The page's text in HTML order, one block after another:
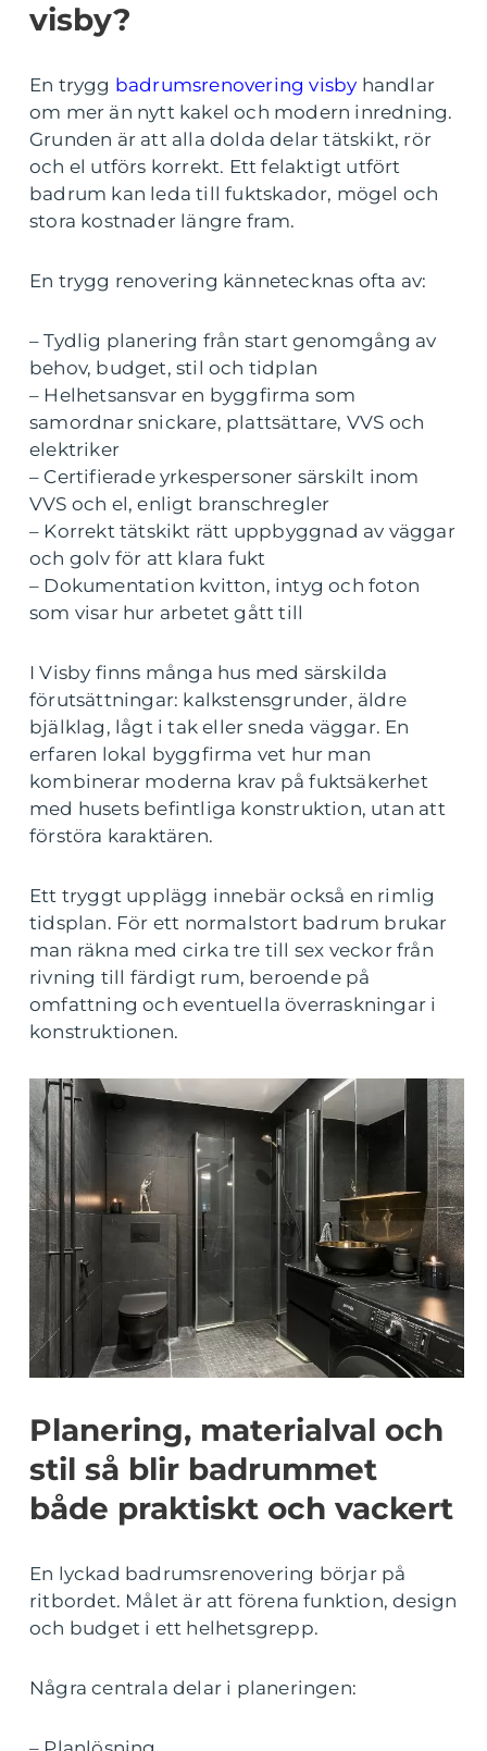
visby?
En trygg badrumsrenovering visby handlar
om mer än nytt kakel och modern inredning.
Grunden är att alla dolda delar tätskikt, rör
och el utförs korrekt. Ett felaktigt utfört
badrum kan leda till fuktskador, mögel och
stora kostnader längre fram.
En trygg renovering kännetecknas ofta av:
– Tydlig planering från start genomgång av
behov, budget, stil och tidplan
– Helhetsansvar en byggfirma som
samordnar snickare, plattsättare, VVS och
elektriker
– Certifierade yrkespersoner särskilt inom
VVS och el, enligt branschregler
– Korrekt tätskikt rätt uppbyggnad av väggar
och golv för att klara fukt
– Dokumentation kvitton, intyg och foton
som visar hur arbetet gått till
I Visby finns många hus med särskilda
förutsättningar: kalkstensgrunder, äldre
bjälklag, lågt i tak eller sneda väggar. En
erfaren lokal byggfirma vet hur man
kombinerar moderna krav på fuktsäkerhet
med husets befintliga konstruktion, utan att
förstöra karaktären.
Ett tryggt upplägg innebär också en rimlig
tidsplan. För ett normalstort badrum brukar
man räkna med cirka tre till sex veckor från
rivning till färdigt rum, beroende på
omfattning och eventuella överraskningar i
konstruktionen.
Planering, materialval och
stil så blir badrummet
både praktiskt och vackert
En lyckad badrumsrenovering börjar på
ritbordet. Målet är att förena funktion, design
och budget i ett helhetsgrepp.
Några centrala delar i planeringen: